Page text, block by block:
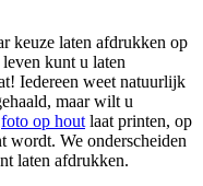
keuze laten afdrukken op
kunt u laten
Iedereen weet natuurlijk
maar wilt u
foto op hout laat printen, op
wordt. We onderscheiden
laten afdrukken.